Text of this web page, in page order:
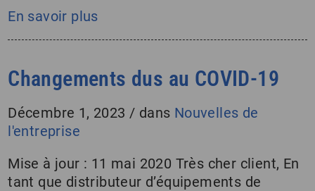
En savoir plus
Changements dus au COVID-19
Décembre 1, 2023 / dans Nouvelles de
l'entreprise
Mise à jour : 11 mai 2020 Très cher client, En
tant que distributeur d’équipements de